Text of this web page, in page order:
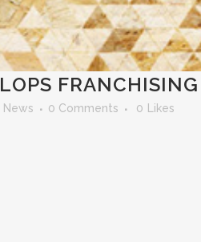
LOPS
News 0 Comments 0 Likes